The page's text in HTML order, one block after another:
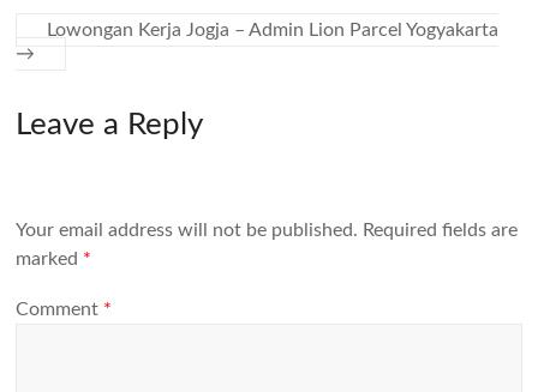
Lowongan Kerja Jogja – Admin Lion Parcel Yogyakarta
→
Leave a Reply
Your email address will not be published. Required fields are
marked *
Comment *